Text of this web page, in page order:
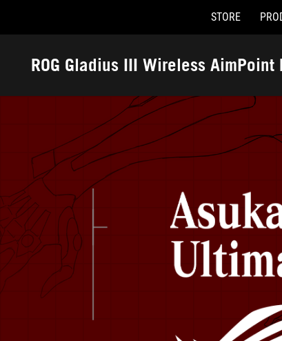
Accessibility links
STORE
ROG Gladius III Wireless AimPoint